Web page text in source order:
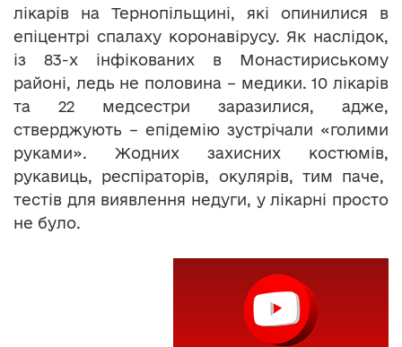
лікарів на Тернопільщині, які опинилися в
епіцентрі спалаху коронавірусу. Як наслідок,
із 83-х інфікованих в Монастириському
районі, ледь не половина – медики. 10 лікарів
та 22 медсестри заразилися, адже,
стверджують – епідемію зустрічали «голими
руками». Жодних захисних костюмів,
рукавиць, респіраторів, окулярів, тим паче,
тестів для виявлення недуги, у лікарні просто
не було.